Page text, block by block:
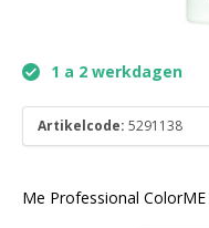
1 a 2 werkdagen
Artikelcode: 5291138
Me Professional